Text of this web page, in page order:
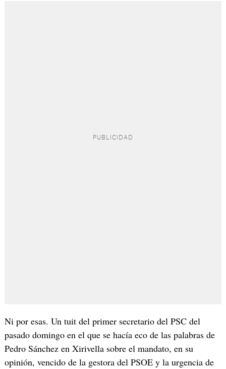
Ni por esas. Un tuit del primer secretario del PSC del
pasado domingo en el que se hacía eco de las palabras de
Pedro Sánchez en Xirivella sobre el mandato, en su
opinión, vencido de la gestora del PSOE y la urgencia de